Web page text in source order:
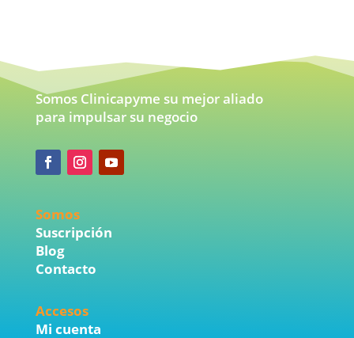
Somos Clinicapyme su mejor aliado
para impulsar su negocio
Somos
Suscripción
Blog
Contacto
Accesos
Mi cuenta